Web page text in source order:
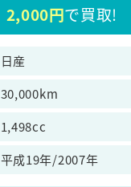
2,000円で買取!
日産
30,000km
1,498cc
平成19年/2007年